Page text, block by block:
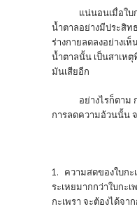
แน่นอนเมื่อใบกะ
น้ำตาลอย่างมีประสิ
ร่างกายลดลงอย่างเ
น้ำตาลนั้น เป็นสาเห
มันเสียอีก
อย่างไรก็ตาม กา
การลดความอ้วนนั้น
1. ความสดของใบกะ
ระเหยมากกว่าใบกะ
กะเพรา จะต้องได้จา